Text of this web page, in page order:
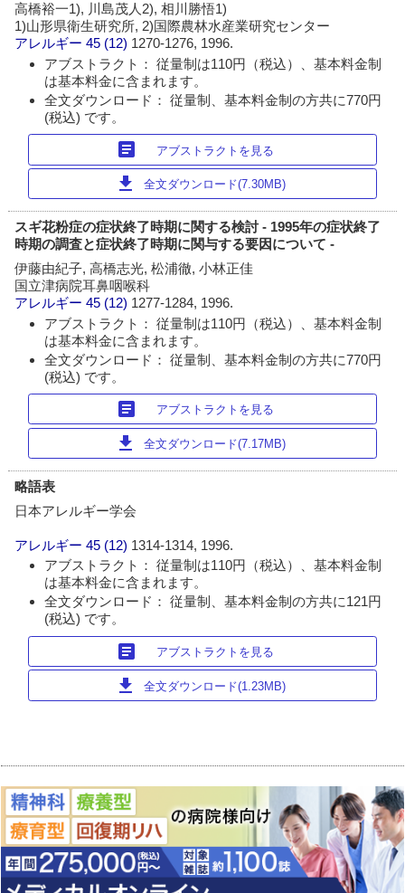
高橋裕一1), 川島茂人2), 相川勝悟1)
1)山形県衛生研究所, 2)国際農林水産業研究センター
アレルギー 45 (12) 1270-1276, 1996.
アブストラクト： 従量制は110円（税込）、基本料金制
は基本料金に含まれます。
全文ダウンロード： 従量制、基本料金制の方共に770円
(税込) です。
article アブストラクトを見る
download 全文ダウンロード(7.30MB)
スギ花粉症の症状終了時期に関する検討 - 1995年の症状終了
時期の調査と症状終了時期に関与する要因について -
伊藤由紀子, 高橋志光, 松浦徹, 小林正佳
国立津病院耳鼻咽喉科
アレルギー 45 (12) 1277-1284, 1996.
アブストラクト： 従量制は110円（税込）、基本料金制
は基本料金に含まれます。
全文ダウンロード： 従量制、基本料金制の方共に770円
(税込) です。
article アブストラクトを見る
download 全文ダウンロード(7.17MB)
略語表
日本アレルギー学会
アレルギー 45 (12) 1314-1314, 1996.
アブストラクト： 従量制は110円（税込）、基本料金制
は基本料金に含まれます。
全文ダウンロード： 従量制、基本料金制の方共に121円
(税込) です。
article アブストラクトを見る
download 全文ダウンロード(1.23MB)